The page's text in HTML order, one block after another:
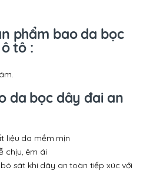
phẩm bao da bọc
tô :
da bọc dây đai an
liệu da mềm mịn
chịu, êm ái
sát khi dây an toàn tiếp xúc với